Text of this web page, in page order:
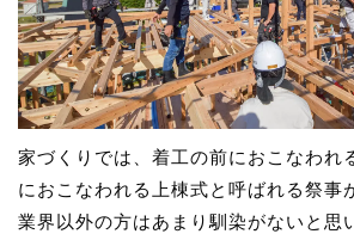
家づくりでは、着工の前におこなわれ
におこなわれる上棟式と呼ばれる祭事
業界以外の方はあまり馴染がないと思